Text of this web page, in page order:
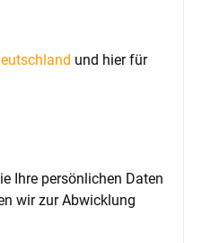
und hier für
Ihre persönlichen Daten
wir zur Abwicklung